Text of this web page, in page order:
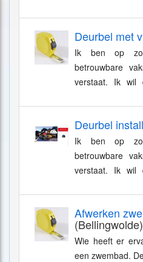
Deurbel met
Ik ben op
betrouwbare
verstaat. Ik wil
systeem met
deurbel...
Deurbel
Ik ben op
betrouwbare
verstaat. Ik wil
systeem met
tarieven...
Afwerken
(Bellingwolde)
Wie heeft er
een zwembad.